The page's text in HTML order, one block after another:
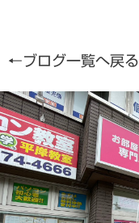
←ブログ一覧へ戻る